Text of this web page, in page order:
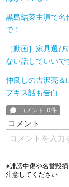
黒島結菜主演で名
で！
［動画］家具選
ない話していいで
仲良しの吉沢亮＆
プキス話も告白